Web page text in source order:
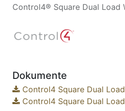
Control4® Square Dual Load
Dokumente
Control4 Square Dual
Control4 Square Dual